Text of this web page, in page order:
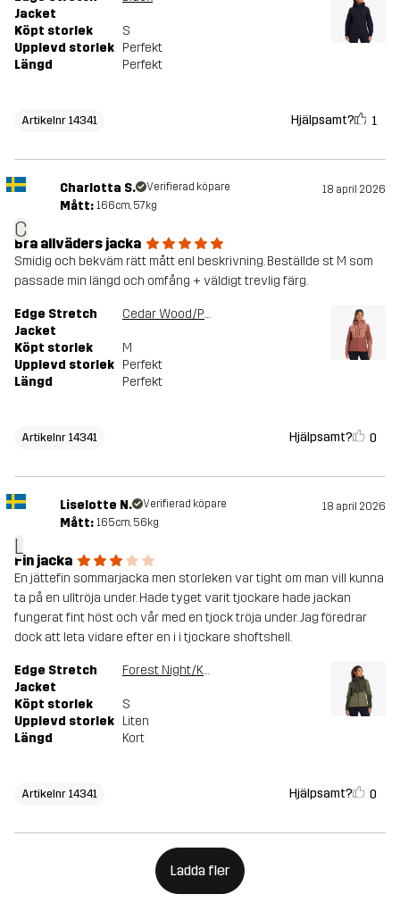
Jacket
Köpt storlek
S
Upplevd storlek Perfekt
Längd
Perfekt
Artikelnr 14341 Hjälpsamt? 1
C
Charlotta S. Verifierad köpare 18 april 2026
Mått: 166cm, 57kg
Bra allväders jacka
Smidig och bekväm rätt mått enl beskrivning. Beställde st M som
passade min längd och omfång + väldigt trevlig färg.
Edge Stretch
Jacket
Cedar Wood/Pink Mahogany
Köpt storlek
M
Upplevd storlek Perfekt
Längd
Perfekt
Artikelnr 14341 Hjälpsamt? 0
L
Liselotte N. Verifierad köpare 18 april 2026
Mått: 165cm, 56kg
Fin jacka
En jättefin sommarjacka men storleken var tight om man vill kunna
ta på en ulltröja under. Hade tyget varit tjockare hade jackan
fungerat fint höst och vår med en tjock tröja under. Jag föredrar
dock att leta vidare efter en i i tjockare shoftshell.
Edge Stretch
Jacket
Forest Night/Kalamata
Köpt storlek
S
Upplevd storlek Liten
Längd
Kort
Artikelnr 14341 Hjälpsamt? 0
Ladda fler